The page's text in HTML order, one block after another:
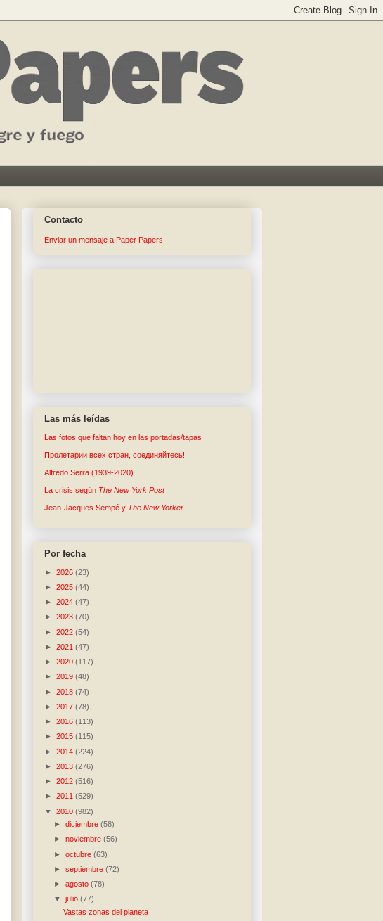
Contacto
Enviar un mensaje a Paper Papers
Las más leídas
Las fotos que faltan hoy en las portadas/tapas
Пролетарии всех стран, соединяйтесь!
Alfredo Serra (1939-2020)
La crisis según The New York Post
Jean-Jacques Sempé y The New Yorker
Por fecha
► 2026 (23)
► 2025 (44)
► 2024 (47)
► 2023 (70)
► 2022 (54)
► 2021 (47)
► 2020 (117)
► 2019 (48)
► 2018 (74)
► 2017 (78)
► 2016 (113)
► 2015 (115)
► 2014 (224)
► 2013 (276)
► 2012 (516)
► 2011 (529)
▼ 2010 (982)
►diciembre(58)
►noviembre(56)
►octubre(63)
►septiembre(72)
►agosto(78)
▼julio(77)
Vastas zonas del planeta